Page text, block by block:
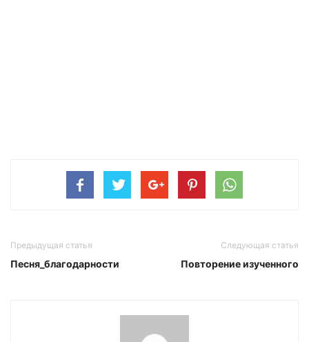
Предыдущая статья
Песня_благодарности
Следующая статья
Повторение изученного